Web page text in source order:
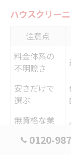
ハウスクリー
注意点
料金体系の
不明瞭さ
安さだけで
選ぶ
無資格な業
0120-